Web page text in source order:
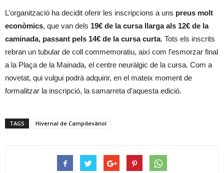
L’organització ha decidit oferir les inscripcions a uns preus molt
econòmics, que van dels 19€ de la cursa llarga als 12€ de la
caminada, passant pels 14€ de la cursa curta. Tots els inscrits
rebran un tubular de coll commemoratiu, així com l’esmorzar final
a la Plaça de la Mainada, el centre neuràlgic de la cursa. Com a
novetat, qui vulgui podrà adquirir, en el mateix moment de
formalitzar la inscripció, la samarreta d’aquesta edició.
TAGS Hivernal de Campdevànol